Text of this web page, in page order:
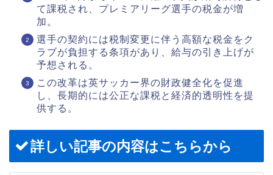
て課税され、プレミアリーグ選手の税金が増
加。
選手の契約には税制変更に伴う高額な税金をク
ラブが負担する条項があり、給与の引き上げが
予想される。
この改革は英サッカー界の財政健全化を促進
し、長期的には公正な課税と経済的透明性を提
供する。
詳しい記事の内容はこちらから